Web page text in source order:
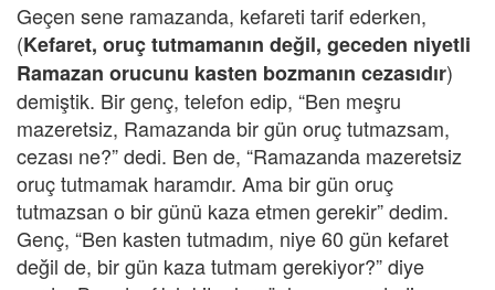
Geçen sene ramazanda, kefareti tarif ederken,
(Kefaret, oruç tutmamanın değil, geceden niyetli
Ramazan orucunu kasten bozmanın cezasıdır)
demiştik. Bir genç, telefon edip, “Ben meşru
mazeretsiz, Ramazanda bir gün oruç tutmazsam,
cezası ne?” dedi. Ben de, “Ramazanda mazeretsiz
oruç tutmamak haramdır. Ama bir gün oruç
tutmazsan o bir günü kaza etmen gerekir” dedim.
Genç, “Ben kasten tutmadım, niye 60 gün kefaret
değil de, bir gün kaza tutmam gerekiyor?” diye